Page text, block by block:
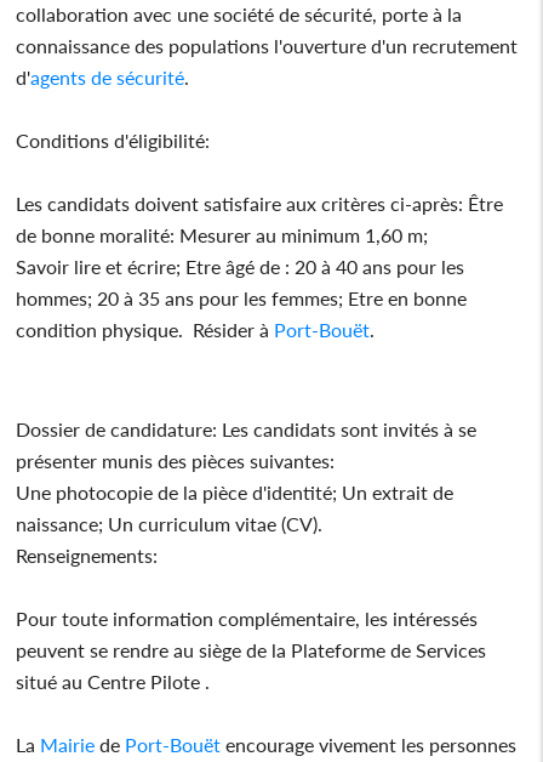
collaboration avec une société de sécurité, porte à la
connaissance des populations l'ouverture d'un recrutement
d'agents de sécurité
Conditions d'éligibilité:
Les candidats doivent satisfaire aux critères ci-après: Être
de bonne moralité: Mesurer au minimum 1,60 m;
Savoir lire et écrire; Etre âgé de : 20 à 40 ans pour les
hommes; 20 à 35 ans pour les femmes; Etre en bonne
condition physique. Résider à Port-Bouët
Dossier de candidature: Les candidats sont invités à se
présenter munis des pièces suivantes:
Une photocopie de la pièce d'identité; Un extrait de
naissance; Un curriculum vitae (CV).
Renseignements:
Pour toute information complémentaire, les intéressés
peuvent se rendre au siège de la Plateforme de Services
situé au Centre Pilote .
La Mairie de Port-Bouët encourage vivement les personnes